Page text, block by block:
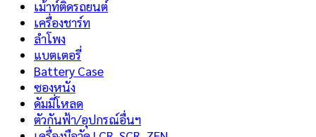
เม้าท์ติดรถยนต์
เครื่องชาร์ท
ลำโพง
แบตเตอรี่
Battery Case
ซองหนัง
ดัมมี่โหลด
ตัวกันฟ้า/อุปกรณ์อื่นฯ